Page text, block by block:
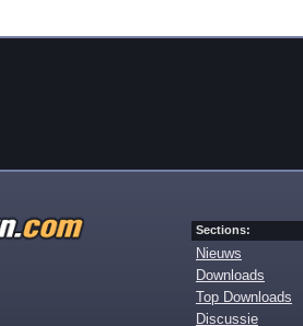
Sections:
Nieuws
Downloads
Top Downloads
Discussie